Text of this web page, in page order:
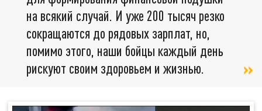
на всякий случай. И уже 200 тысяч резко
сокращаются до рядовых зарплат, но,
помимо этого, наши бойцы каждый день
рискуют своим здоровьем и жизнью.